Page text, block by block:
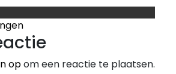
opom een reactie te plaatsen.